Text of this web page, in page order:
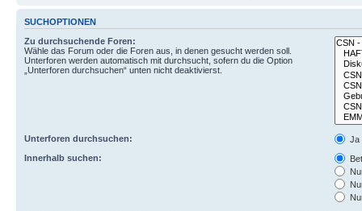
SUCHOPTIONEN
Zu durchsuchende Foren:
Wähle das Forum oder die Foren aus, in denen gesucht werden soll.
Unterforen werden automatisch mit durchsucht, sofern du die Option
„Unterforen durchsuchen“ unten nicht deaktivierst.
Unterforen durchsuchen:
Ja
Innerhalb suchen: